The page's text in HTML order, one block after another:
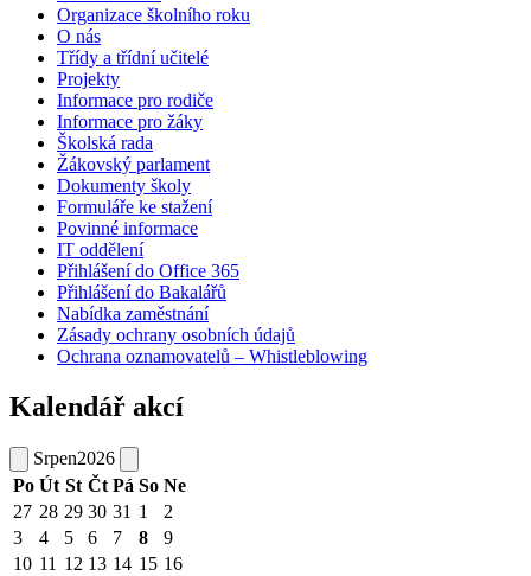
Organizace školního roku
O nás
Třídy a třídní učitelé
Projekty
Informace pro rodiče
Informace pro žáky
Školská rada
Žákovský parlament
Dokumenty školy
Formuláře ke stažení
Povinné informace
IT oddělení
Přihlášení do Office 365
Přihlášení do Bakalářů
Nabídka zaměstnání
Zásady ochrany osobních údajů
Ochrana oznamovatelů – Whistleblowing
Kalendář akcí
Srpen2026
Po Út St Čt Pá So Ne
27 28 29 30 31 1
2
3
4 5 6 7 8
9
10 11 12 13 14 15 16